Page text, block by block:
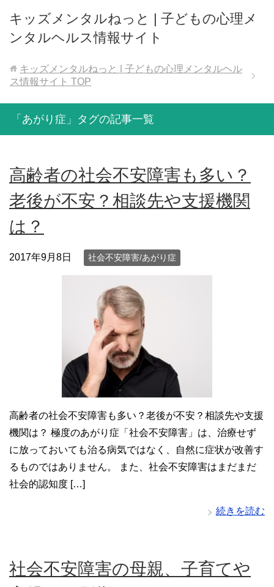
キッズメンタルねっと | 子どもの心理メ
ンタルヘルス情報サイト
キッズメンタルねっと | 子どもの心理メンタルヘル
ス情報サイト TOP
「あがり症」タグの記事一覧
高齢者の社会不安障害も多い？
老後が不安？相談先や支援機関
は？
2017年9月8日 社会不安障害/あがり症
高齢者の社会不安障害も多い？老後が不安？相談先や支援
機関は？ 極度のあがり症「社会不安障害」は、治療せず
に放っておいても治る病気ではなく、自然に症状が改善す
るものではありません。 また、社会不安障害はまだまだ
社会的認知度 […]
続きを読む
社会不安障害の母親、子育てや